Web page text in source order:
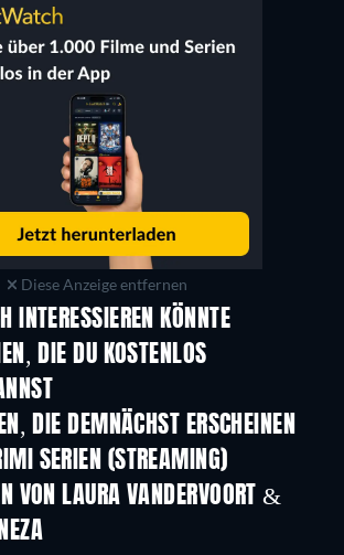
Diese Anzeige entfernen
INTERESSIEREN KÖNNTE
Serie
DIE DU KOSTENLOS
DIE DEMNÄCHST ERSCHEINEN
Serie
SERIEN (STREAMING)
6 Staffel 2
VON LAURA VANDERVOORT &